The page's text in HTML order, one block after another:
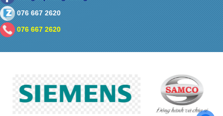
076 667 2620
076 667 2620